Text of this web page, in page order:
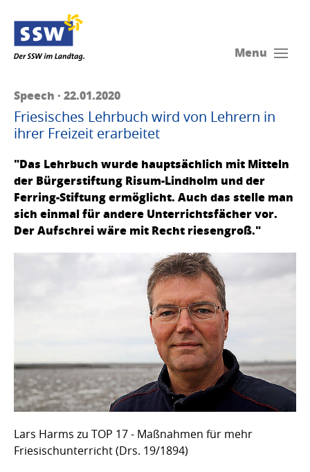
Menu
Speech · 22.01.2020
Friesisches Lehrbuch wird von Lehrern in
ihrer Freizeit erarbeitet
"Das Lehrbuch wurde hauptsächlich mit Mitteln
der Bürgerstiftung Risum-Lindholm und der
Ferring-Stiftung ermöglicht. Auch das stelle man
sich einmal für andere Unterrichtsfächer vor.
Der Aufschrei wäre mit Recht riesengroß."
Lars Harms zu TOP 17 - Maßnahmen für mehr
Friesischunterricht (Drs. 19/1894)